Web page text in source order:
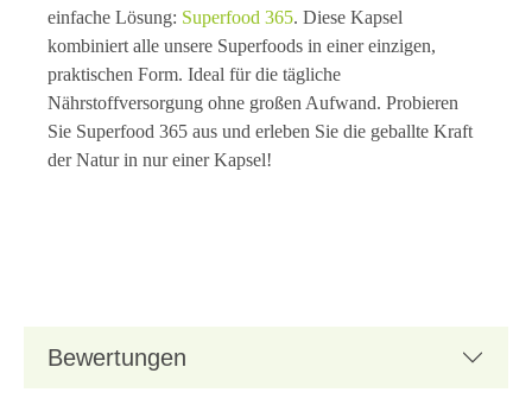
einfache Lösung: Superfood 365. Diese Kapsel
kombiniert alle unsere Superfoods in einer einzigen,
praktischen Form. Ideal für die tägliche
Nährstoffversorgung ohne großen Aufwand. Probieren
Sie Superfood 365 aus und erleben Sie die geballte Kraft
der Natur in nur einer Kapsel!
Bewertungen